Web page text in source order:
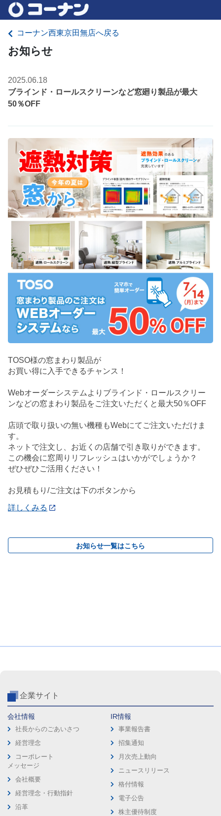
コーナン西東京田無店へ戻る
お知らせ
2025.06.18
ブラインド・ロールスクリーンなど窓廻り製品が最大
50％OFF
TOSO様の窓まわり製品が
お買い得に入手できるチャンス！
Webオーダーシステムよりブラインド・ロールスクリー
ンなどの窓まわり製品をご注文いただくと最大50％OFF
店頭で取り扱いの無い機種もWebにてご注文いただけま
す。
ネットで注文し、お近くの店舗で引き取りができます。
この機会に窓周りリフレッシュはいかがでしょうか？
ぜひぜひご活用ください！
お見積もり/ご注文は下のボタンから
詳しくみる
お知らせ一覧はこちら
企業サイト
会社情報
社長からのごあいさつ
経営理念
コーポレート
メッセージ
会社概要
経営理念・行動指針
沿革
IR情報
事業報告書
招集通知
月次売上動向
ニュースリリース
格付情報
電子公告
株主優待制度